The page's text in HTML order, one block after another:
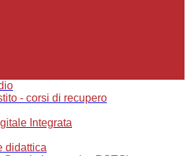
- corsi di recupero
Integrata
didattica